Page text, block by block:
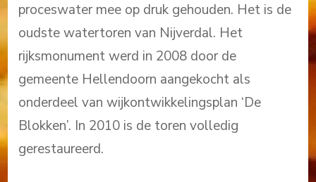
proceswater mee op druk gehouden. Het is de
oudste watertoren van Nijverdal. Het
rijksmonument werd in 2008 door de
gemeente Hellendoorn aangekocht als
onderdeel van wijkontwikkelingsplan ‘De
Blokken’. In 2010 is de toren volledig
gerestaureerd.